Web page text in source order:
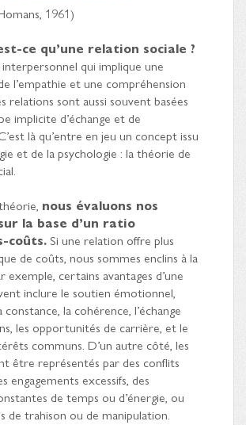
1961)
ce qu’une relation sociale ?
interpersonnel qui implique une
l’empathie et une compréhension
relations sont aussi souvent basées
implicite d’échange et de
là qu’entre en jeu un concept issu
et de la psychologie : la théorie de
nous évaluons nos
la base d’un ratio
coûts.Si une relation offre plus
de coûts, nous sommes enclins à la
exemple, certains avantages d’une
inclure le soutien émotionnel,
constance, la cohérence, l’échange
les opportunités de carrière, et le
communs. D’un autre côté, les
être représentés par des conflits
engagements excessifs, des
de temps ou d’énergie, ou
de trahison ou de manipulation.